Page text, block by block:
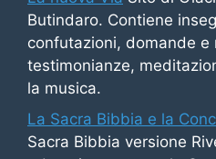
Butindaro. Contiene
confutazioni, domande e
testimonianze,
la musica.
La Sacra Bibbia e la
Sacra Bibbia versione